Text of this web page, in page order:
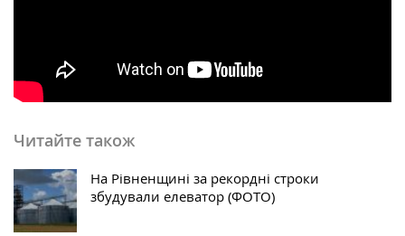
Читайте також
На Рівненщині за рекордні строки
збудували елеватор (ФОТО)